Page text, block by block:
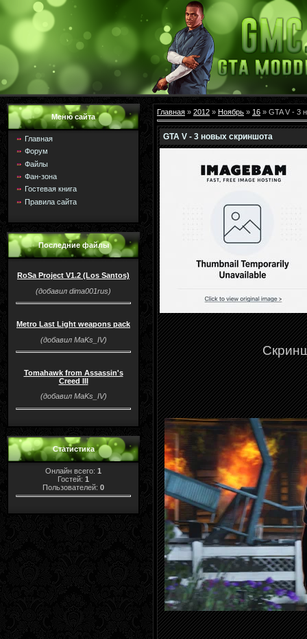
Меню сайта
Главная
Форум
Файлы
Фан-зона
Гостевая книга
Правила сайта
Последние файлы
RoSa Project V1.2 (Los Santos)
(добавил dima001rus)
Metro Last Light weapons pack
(добавил MaKs_IV)
Tomahawk from Assassin's
Creed III
(добавил MaKs_IV)
Статистика
Онлайн всего: 1
Гостей: 1
Пользователей: 0
Главная » 2012 » Ноябрь » 16 » GTA V - 3
GTA V - 3 новых скриншота
Скриншот